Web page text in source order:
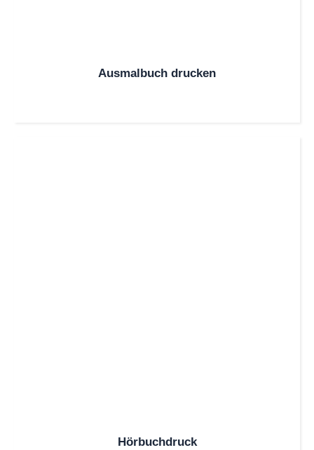
Ausmalbuch drucken
Hörbuchdruck